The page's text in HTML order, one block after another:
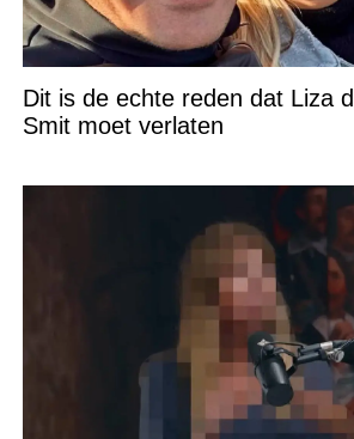
Dit is de echte reden dat Liza
Smit moet verlaten